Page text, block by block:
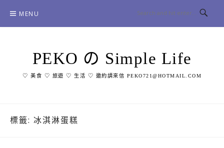
content
MENU
PEKO の Simple Life
♡ 美食 ♡ 旅遊 ♡ 生活 ♡ 邀約請來信 PEKO721@HOTMAIL.COM
標籤: 冰淇淋蛋糕